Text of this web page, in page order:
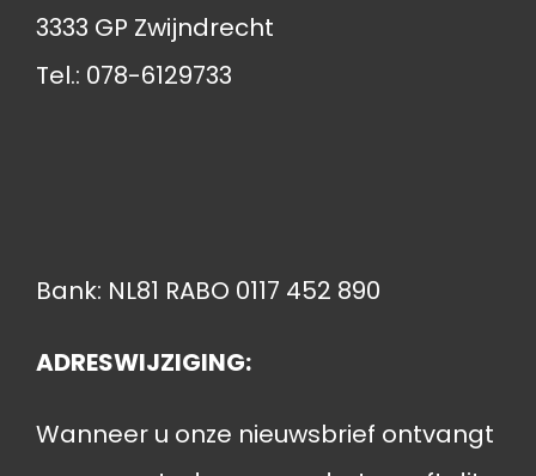
3333 GP Zwijndrecht
Tel.: 078-6129733
Bank: NL81 RABO 0117 452 890
ADRESWIJZIGING:
Wanneer u onze nieuwsbrief ontvangt